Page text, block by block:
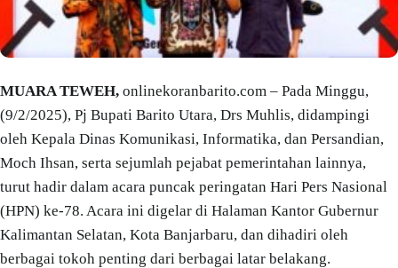
MUARA TEWEH, onlinekoranbarito.com – Pada Minggu,
(9/2/2025), Pj Bupati Barito Utara, Drs Muhlis, didampingi
oleh Kepala Dinas Komunikasi, Informatika, dan Persandian,
Moch Ihsan, serta sejumlah pejabat pemerintahan lainnya,
turut hadir dalam acara puncak peringatan Hari Pers Nasional
(HPN) ke-78. Acara ini digelar di Halaman Kantor Gubernur
Kalimantan Selatan, Kota Banjarbaru, dan dihadiri oleh
berbagai tokoh penting dari berbagai latar belakang.